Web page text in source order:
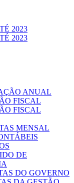
2023
2023
ANUAL
FISCAL
FISCAL
MENSAL
DE
DO GOVERNO